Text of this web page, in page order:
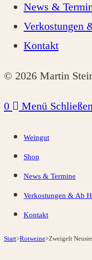
News &
Verkostungen
Kontakt
© 2026 Martin
0 Menü
Weingut
Shop
News & Termine
Verkostungen & Ab
Kontakt
Start>Rotweine>Zweigelt